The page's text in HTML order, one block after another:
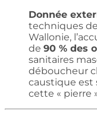
Donnée
techniques
Wallonie,
de 90 % des
sanitaires
déboucheur
caustique est
cette « pierre